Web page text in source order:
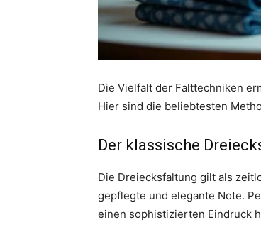
Die Vielfalt der Falttechniken
Hier sind die beliebtesten
Der klassische
Die Dreiecksfaltung gilt als
gepflegte und elegante Note.
einen sophistizierten Eindruck